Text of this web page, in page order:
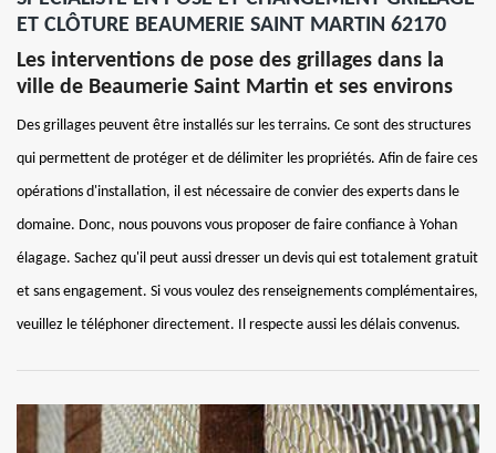
ET CLÔTURE BEAUMERIE SAINT MARTIN 62170
Les interventions de pose des grillages dans la
ville de Beaumerie Saint Martin et ses environs
Des grillages peuvent être installés sur les terrains. Ce sont des structures
qui permettent de protéger et de délimiter les propriétés. Afin de faire ces
opérations d'installation, il est nécessaire de convier des experts dans le
domaine. Donc, nous pouvons vous proposer de faire confiance à Yohan
élagage. Sachez qu'il peut aussi dresser un devis qui est totalement gratuit
et sans engagement. Si vous voulez des renseignements complémentaires,
veuillez le téléphoner directement. Il respecte aussi les délais convenus.